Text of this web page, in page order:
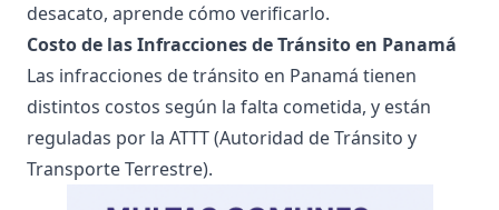
desacato, aprende cómo verificarlo.
Costo de las Infracciones de Tránsito en Panamá
Las infracciones de tránsito en Panamá tienen
distintos costos según la falta cometida, y están
reguladas por la ATTT (Autoridad de Tránsito y
Transporte Terrestre).